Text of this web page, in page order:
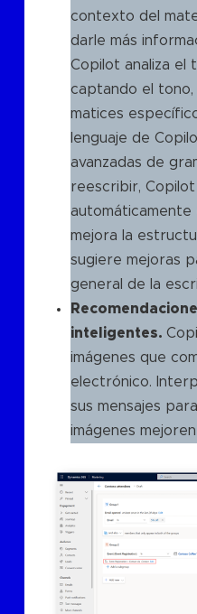
contexto del
darle más
Copilot analiza el
captando el tono,
matices
lenguaje de
avanzadas de
reescribir,
automáticamente
mejora la
sugiere mejoras
general de la
inteligentes.
imágenes que
electrónico.
sus mensajes
imágenes